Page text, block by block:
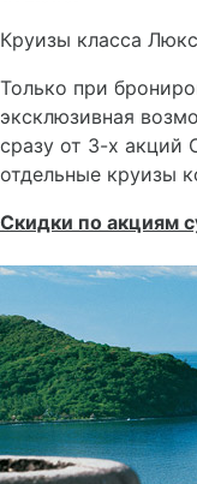
Круизы класса
Только при
эксклюзивная
сразу от 3-х акций
отдельные круизы
Скидки по акциям